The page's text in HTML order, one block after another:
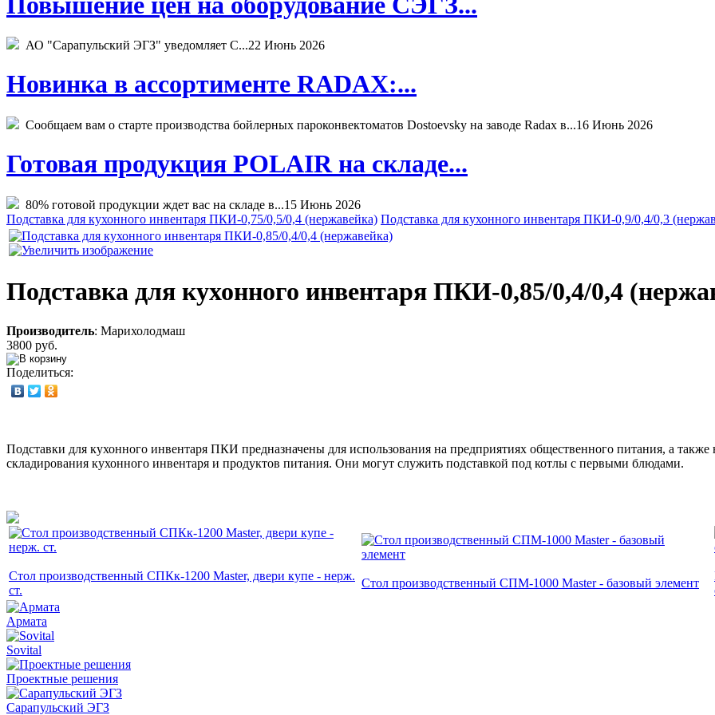
АО "Сарапульский ЭГЗ" уведомляет С...22 Июнь 2026
Новинка в ассортименте RADAX:...
Сообщаем вам о старте производства бойлерных пароконвектоматов Dostoevsky на заводе Radax в...16 Июнь 2026
Готовая продукция POLAIR на складе...
80% готовой продукции ждет вас на складе в...15 Июнь 2026
Подставка для кухонного инвентаря ПКИ-0,75/0,5/0,4 (нержавейка) Подставка для кухонного инвентаря ПКИ-0,9/0,4/0,3
Подставка для кухонного инвентаря ПКИ-0,85/0,4/0,4
Производитель: Марихолодмаш
3800 руб.
Поделиться:
Подставки для кухонного инвентаря ПКИ предназначены для использования на предприятиях общественного питания, а
складирования кухонного инвентаря и продуктов питания. Они могут служить подставкой под котлы с первыми блюдами.
Стол производственный СПКк-1200 Master, двери купе - нерж.
ст.
Стол производственный СПМ-1000 Master - базовый элемент
Армата
Sovital
Проектные решения
Сарапульский ЭГЗ